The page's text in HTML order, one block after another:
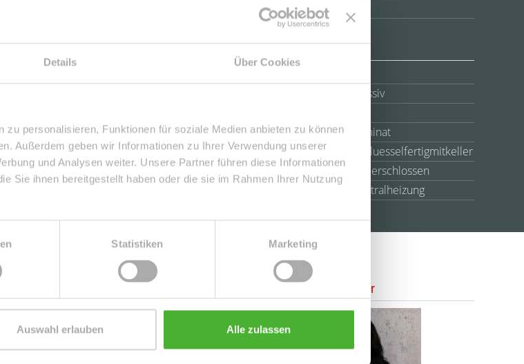
Details Über Cookies
zu personalisieren, Funktionen für soziale Medien anbieten zu können
Außerdem geben wir Informationen zu Ihrer Verwendung unserer
und Analysen weiter. Unsere Partner führen diese Informationen
Sie ihnen bereitgestellt haben oder die sie im Rahmen Ihrer Nutzung
Statistiken Marketing
Auswahl erlauben Alle zulassen
DV-Verkabelung
Massiv
1 Bodenbelag
Laminat
GEHOBEN Ausbaustufe
Schluesselfertigmitkeller
Reinigung Erschließung
voll erschlossen
Zentralheizung
Stadtteil Leipzig-Schleußig.
Wohnküche und einem Bad mit
Ansprechpartner